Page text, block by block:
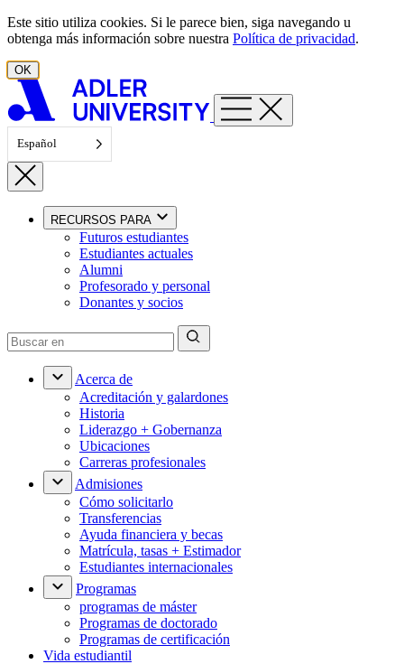
Ir al contenido
Este sitio utiliza cookies. Si le parece bien, siga navegando u
obtenga más información sobre nuestra Política de privacidad.
OK
Español
RECURSOS PARA
Futuros estudiantes
Estudiantes actuales
Alumni
Profesorado y personal
Donantes y socios
Acerca de
Acreditación y galardones
Historia
Liderazgo + Gobernanza
Ubicaciones
Carreras profesionales
Admisiones
Cómo solicitarlo
Transferencias
Ayuda financiera y becas
Matrícula, tasas + Estimador
Estudiantes internacionales
Programas
programas de máster
Programas de doctorado
Programas de certificación
Vida estudiantil